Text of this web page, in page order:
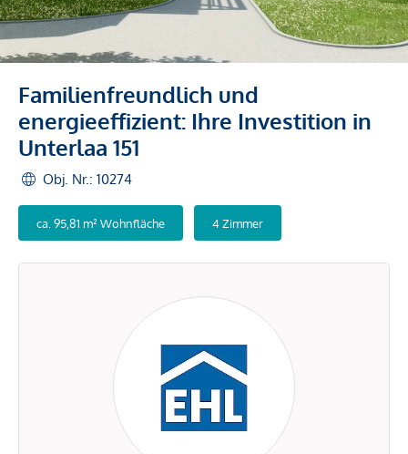
Familienfreundlich und
energieeffizient: Ihre Investition in
Unterlaa 151
Obj. Nr.: 10274
ca. 95,81 m² Wohnfläche 4 Zimmer